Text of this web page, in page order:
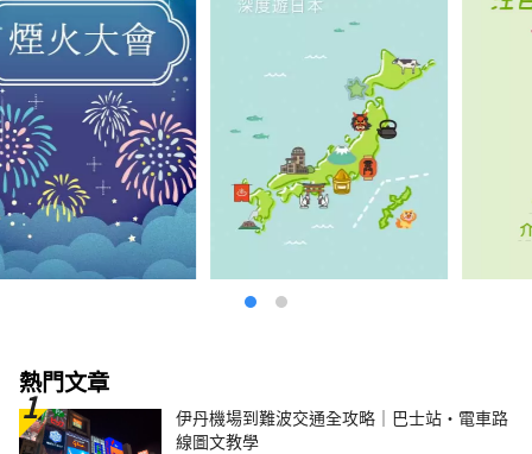
熱門文章
伊丹機場到難波交通全攻略｜巴士站・電車路
線圖文教學